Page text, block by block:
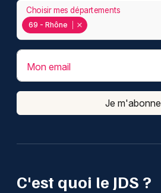
C'est quoi le JDS ?
69 - Rhône
Choisir mes départements
Mon email
Je m'abonne